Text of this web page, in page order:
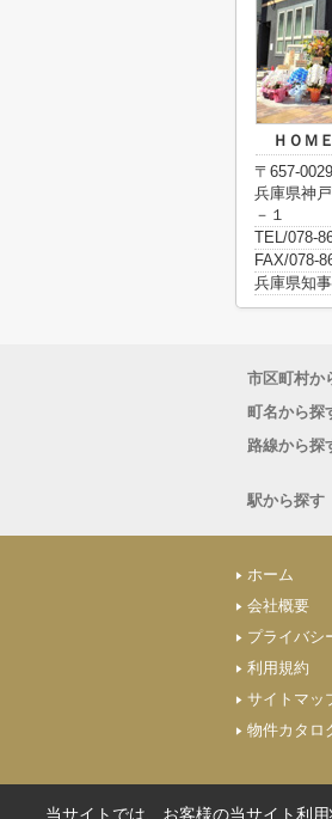
ＨＯＭ
〒657-0029
兵庫県神
－１
TEL/078-
FAX/078-
兵庫県知
市区町村か
町名から探
路線から探
駅から探す
ホーム
会社概要
プライバシ
利用規約
サイトマッ
物件カタロ
当サイトでは、お客様の当サイト利